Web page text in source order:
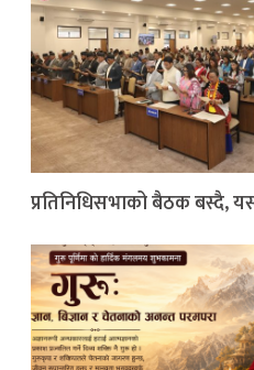
प्रतिनिधिसभाको बैठक बस्दै,